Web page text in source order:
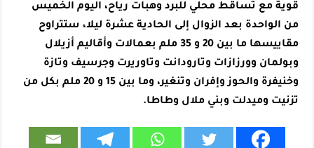
قوية مع تساقط محلي للبرد وهبات رياح، اليوم الخميس
من الواحدة بعد الزوال إلى الحادية عشرة ليلا، ستتراوح
مقاييسها ما بين 20 و 35 ملم بعمالات وأقاليم أزيلال
وبولمان وورزازات وتارودانت وتاوريرت وجرسيف وتازة
وخنيفرة والحوز وإفران وتنغير، وما بين 15 و 20 ملم بكل من
تزنيت وميدلت وبني ملال وطاطا.